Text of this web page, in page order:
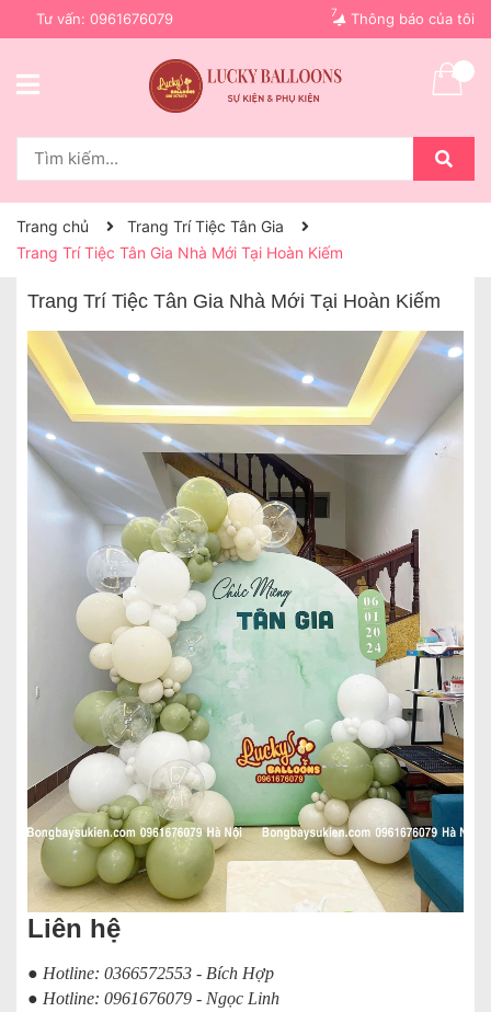
Tư vấn: 0961676079 Thông báo của tôi
7
Trang chủ
Trang Trí Tiệc Tân Gia
Trang Trí Tiệc Tân Gia Nhà Mới Tại Hoàn Kiếm
Trang Trí Tiệc Tân Gia Nhà Mới Tại Hoàn Kiếm
Liên hệ
● Hotline: 0366572553 - Bích Hợp
● Hotline: 0961676079 - Ngọc Linh